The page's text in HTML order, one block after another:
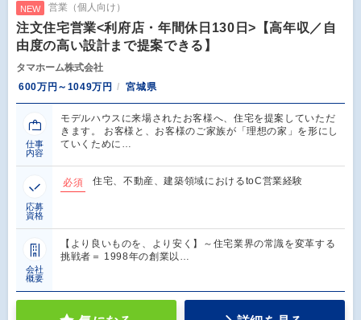
NEW 営業（個人向け）
注文住宅営業<利府店・年間休日130日>【高年収／自
由度の高い設計まで提案できる】
タマホーム株式会社
600万円～1049万円
宮城県
仕事
内容
モデルハウスに来場されたお客様へ、住宅を提案していただ
きます。 お客様と、お客様のご家族が「理想の家」を形にし
ていくために…
応募
資格
必須 住宅、不動産、建築領域におけるtoC営業経験
会社
概要
【より良いものを、より安く】～住宅業界の常識を変革する
挑戦者＝ 1998年の創業以…